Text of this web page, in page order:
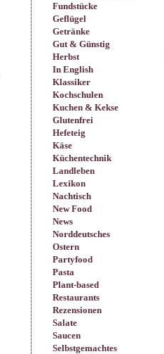
Fundstücke
Geflügel
Getränke
Gut & Günstig
Herbst
In English
Klassiker
Kochschulen
Kuchen & Kekse
Glutenfrei
Hefeteig
Käse
Küchentechnik
Landleben
Lexikon
Nachtisch
New Food
News
Norddeutsches
Ostern
Partyfood
Pasta
Plant-based
Restaurants
Rezensionen
Salate
Saucen
Selbstgemachtes